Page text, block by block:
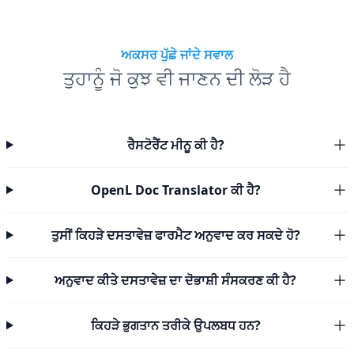
ਅਕਸਰ ਪੁੱਛੇ ਜਾਂਦੇ ਸਵਾਲ
ਤੁਹਾਨੂੰ ਜੋ ਕੁਝ ਵੀ ਜਾਣਨ ਦੀ ਲੋੜ ਹੈ
ਰੈਸਟੋਰੈਂਟ ਮੀਨੂ ਕੀ ਹੈ?
OpenL Doc Translator ਕੀ ਹੈ?
ਤੁਸੀਂ ਕਿਹੜੇ ਦਸਤਾਵੇਜ਼ ਫਾਰਮੈਟ ਅਨੁਵਾਦ ਕਰ ਸਕਦੇ ਹੋ?
ਅਨੁਵਾਦ ਕੀਤੇ ਦਸਤਾਵੇਜ਼ ਦਾ ਦੋਭਾਸ਼ੀ ਸੰਸਕਰਣ ਕੀ ਹੈ?
ਕਿਹੜੇ ਭੁਗਤਾਨ ਤਰੀਕੇ ਉਪਲਬਧ ਹਨ?